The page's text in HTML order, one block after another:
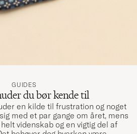
GUIDES
du bør kende til
en kilde til frustration og noget
med et par gange om året, mens
videnskab og en vigtig del af